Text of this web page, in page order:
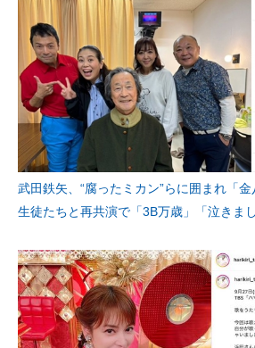
武田鉄矢、“腐ったミカン”らに囲まれ「
生徒たちと再共演で「3B万歳」「泣きまし